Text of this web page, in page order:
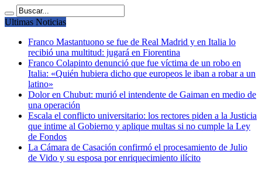
Ultimas Noticias
Franco Mastantuono se fue de Real Madrid y en Italia lo
recibió una multitud: jugará en Fiorentina
Franco Colapinto denunció que fue víctima de un robo en
Italia: «Quién hubiera dicho que europeos le iban a robar a un
latino»
Dolor en Chubut: murió el intendente de Gaiman en medio de
una operación
Escala el conflicto universitario: los rectores piden a la Justicia
que intime al Gobierno y aplique multas si no cumple la Ley
de Fondos
La Cámara de Casación confirmó el procesamiento de Julio
de Vido y su esposa por enriquecimiento ilícito